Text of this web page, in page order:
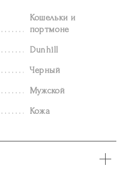
Кошельки и
портмоне
Dunhill
Черный
Мужской
Кожа